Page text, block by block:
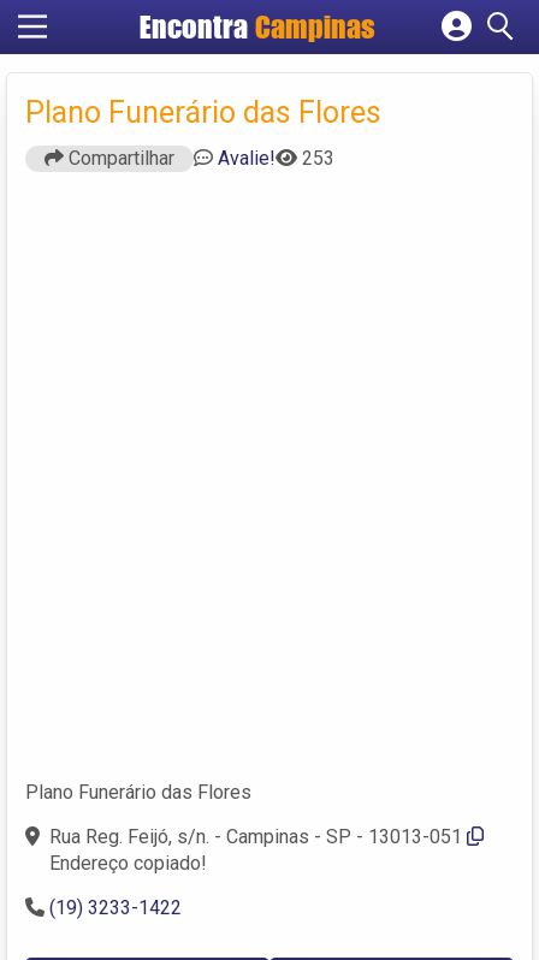
Encontra Campinas
Cadastrar empresa
Criar conta
Plano Funerário das Flores
Compartilhar Avalie! 253
Plano Funerário das Flores
Rua Reg. Feijó, s/n. - Campinas - SP - 13013-051
Endereço copiado!
(19) 3233-1422